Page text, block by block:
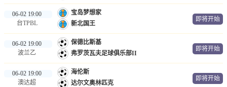
06-02 19:00
台TPBL
宝岛梦想家
新北国王
即将开始
06-02 19:00
波兰乙
保德比斯基
弗罗茨瓦夫足球俱乐部II
即将开始
06-02 19:00
澳达超
海伦斯
达尔文奥林匹克
即将开始